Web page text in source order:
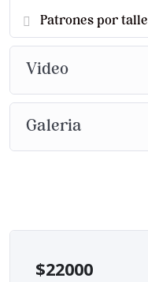
Patrones por talle
Video
Galeria
$22000